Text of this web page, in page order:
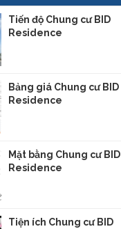
Tiến độ Chung cư BID
Residence
Bảng giá Chung cư BID
Residence
Mặt bằng Chung cư BID
Residence
Tiện ích Chung cư BID